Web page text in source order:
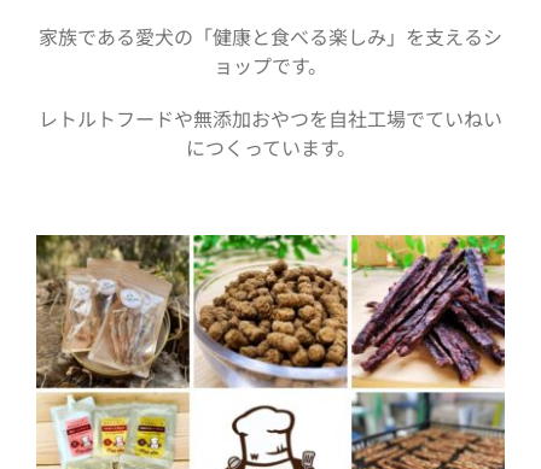
TOKYO OUTDOOR SHOW 2025
家族である愛犬の「健康と食べる楽しみ」を支えるシ
ョップです。
レトルトフードや無添加おやつを自社工場でていねい
につくっています。